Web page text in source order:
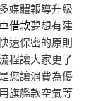
媒體報導升級
借款夢想有建
速保密的原則
程讓大家更了
您讓消費為優
旗艦款空氣等